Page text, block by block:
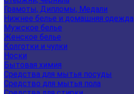
Грамоты, Дипломы, Медали
Нижнее белье и домашняя одежда
Мужское белье
Женское белье
Колготки и чулки
Носки
Бытовая химия
Средства для мытья посуды
Средство для мытья пола